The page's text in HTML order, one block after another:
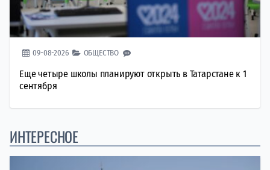
09-08-2026 ОБЩЕСТВО
Еще четыре школы планируют открыть в Татарстане к 1
сентября
ИНТЕРЕСНОЕ